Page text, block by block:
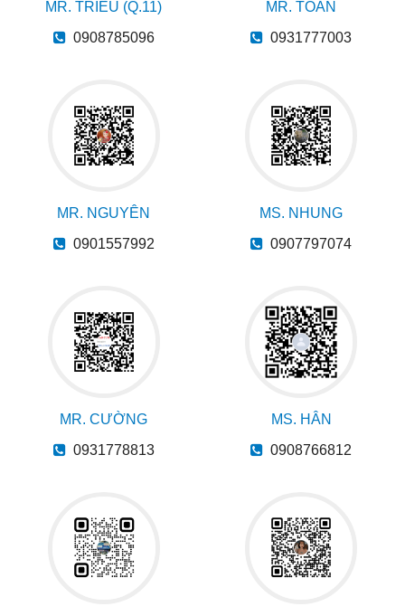
MR. TRIỀU (Q.11)
0908785096
MR. TOÀN
0931777003
MR. NGUYÊN
0901557992
MS. NHUNG
0907797074
MR. CƯỜNG
0931778813
MS. HÂN
0908766812